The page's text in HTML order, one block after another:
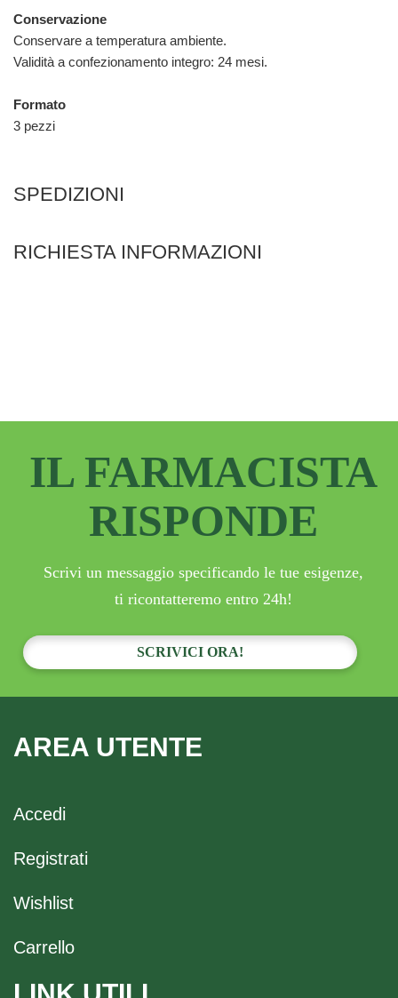
Conservazione
Conservare a temperatura ambiente.
Validità a confezionamento integro: 24 mesi.
Formato
3 pezzi
SPEDIZIONI
RICHIESTA INFORMAZIONI
IL FARMACISTA
RISPONDE
Scrivi un messaggio specificando le tue esigenze,
ti ricontatteremo entro 24h!
SCRIVICI ORA!
AREA UTENTE
Accedi
Registrati
Wishlist
Carrello